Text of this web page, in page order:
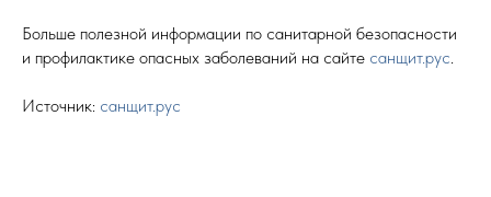
Больше полезной информации по санитарной безопасности
и профилактике опасных заболеваний на сайте санщит.рус.
Источник: санщит.рус